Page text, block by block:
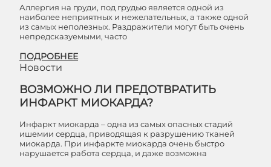
Аллергия на груди, под грудью является одной из
наиболее неприятных и нежелательных, а также одной
из самых неполезных. Раздражители могут быть очень
непредсказуемыми, часто
ПОДРОБНЕЕ
Новости
ВОЗМОЖНО ЛИ ПРЕДОТВРАТИТЬ
ИНФАРКТ МИОКАРДА?
Инфаркт миокарда – одна из самых опасных стадий
ишемии сердца, приводящая к разрушению тканей
миокарда. При инфаркте миокарда очень быстро
нарушается работа сердца, и даже возможна